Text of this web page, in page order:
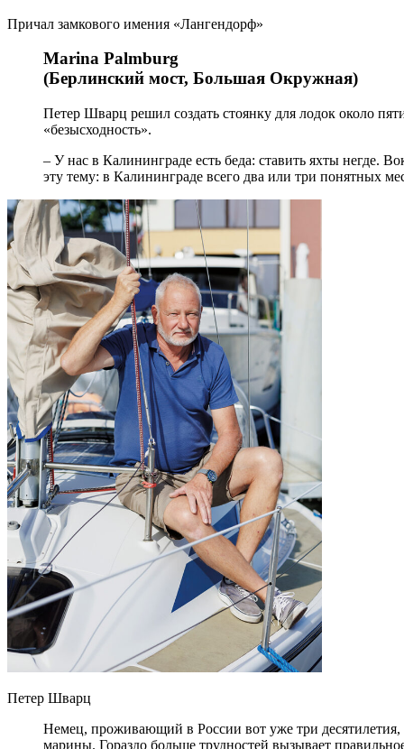
Причал замкового имения «Лангендорф»
Marina Palmburg
(Берлинский мост, Большая Окружная)
Петер Шварц решил создать стоянку для лодок около
«безысходность».
– У нас в Калининграде есть беда: ставить яхты негде.
эту тему: в Калининграде всего два или три понятных
Петер Шварц
Немец, проживающий в России вот уже три
марины. Гораздо больше трудностей вызывает